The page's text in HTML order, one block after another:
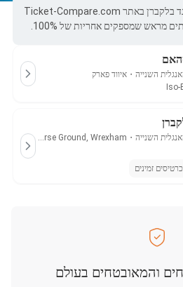
כל הכרטיסים לרקסהאם נגד בלקברן באתר Ticket-Compare.com
מראש שמספקים אחריות של 100%.
השנייה ・ איווד פארק
השנייה ・
Racecourse Ground, Wrexham
והמאובטחים בעולם